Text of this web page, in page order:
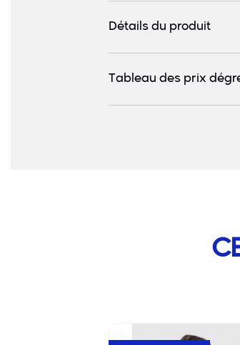
Détails du produit
Tableau des prix
of 5
Go to product page